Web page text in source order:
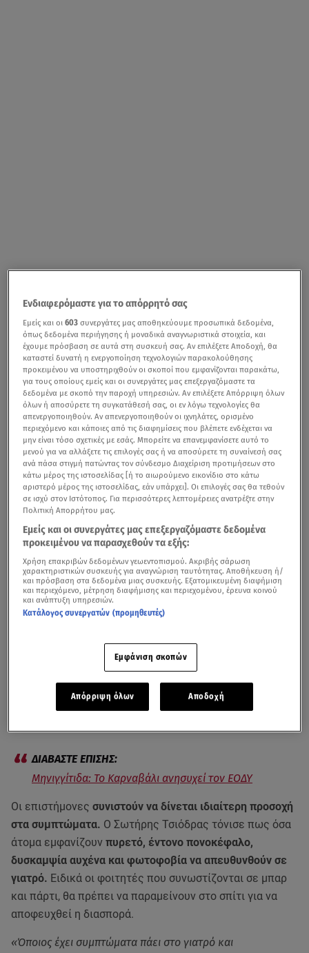
από τα 14 συνολικά κρούσματα βακτηριακής
που έχουν εντοπιστεί στη χώρα μας από
την αρχή του χρόνου. Μάλιστα τα τρία από αυτά
εντοπίστηκαν στην
μεταξύ φοιτητών του
Μηνιγγίτιδα: Το Καρναβάλι ανησυχεί τον ΕΟΔΥ
Οι επιστήμονες συνιστούν να δίνεται ιδιαίτερη προσοχή
στα συμπτώματα. Ο Σωτήρης Τσιόδρας τόνισε πως όσα
άτομα εμφανίζουν πυρετό, έντονο πονοκέφαλο,
δυσκαμψία αυχένα και φωτοφοβία να απευθυνθούν σε
γιατρό. Ειδικά οι φοιτητές που συνωστίζονται σε μπαρ
και πάρτι, θα πρέπει να παραμείνουν στο σπίτι για να
αποφευχθεί η διασπορά.
«Όποιος έχει συμπτώματα πάει στο γιατρό και
Ενδιαφερόμαστε για το απόρρητό σας
Εμείς και οι603 συνεργάτες μας αποθηκεύουμε προσωπικά δεδομένα,
όπως δεδομένα περιήγησης ή μοναδικά αναγνωριστικά στοιχεία, και
έχουμε πρόσβαση σε αυτά στη συσκευή σας. Αν επιλέξετε Αποδοχή, θα
καταστεί δυνατή η ενεργοποίηση τεχνολογιών παρακολούθησης
προκειμένου να υποστηριχθούν οι σκοποί που εμφανίζονται παρακάτω,
για τους οποίους εμείς και οι συνεργάτες μας επεξεργαζόμαστε τα
δεδομένα με σκοπό την παροχή υπηρεσιών. Αν επιλέξετε Απόρριψη όλων
όλων ή αποσύρετε τη συγκατάθεσή σας, οι εν λόγω τεχνολογίες θα
απενεργοποιηθούν. Αν απενεργοποιηθούν οι ιχνηλάτες, ορισμένο
περιεχόμενο και κάποιες από τις διαφημίσεις που βλέπετε ενδέχεται να
μην είναι τόσο σχετικές με εσάς. Μπορείτε να επανεμφανίσετε αυτό το
μενού για να αλλάξετε τις επιλογές σας ή να αποσύρετε τη συναίνεσή σας
ανά πάσα στιγμή πατώντας τον σύνδεσμο Διαχείριση προτιμήσεων στο
κάτω μέρος της ιστοσελίδας [ή το αιωρούμενο εικονίδιο στο κάτω
αριστερό μέρος της ιστοσελίδας, εάν υπάρχει]. Οι επιλογές σας θα τεθούν
σε ισχύ στον Ιστότοπος. Για περισσότερες λεπτομέρειες ανατρέξτε στην
Πολιτική Απορρήτου μας.
Εμείς και οι συνεργάτες μας επεξεργαζόμαστε δεδομένα
προκειμένου να παρασχεθούν τα εξής:
Χρήση επακριβών δεδομένων γεωεντοπισμού. Ακριβής σάρωση
χαρακτηριστικών συσκευής για αναγνώριση ταυτότητας. Αποθήκευση ή/
και πρόσβαση στα δεδομένα μιας συσκευής. Εξατομικευμένη διαφήμιση
και περιεχόμενο, μέτρηση διαφήμισης και περιεχομένου, έρευνα κοινού
και ανάπτυξη υπηρεσιών.
Κατάλογος συνεργατών (προμηθευτές)
Εμφάνιση σκοπών
Απόρριψη όλων Αποδοχή